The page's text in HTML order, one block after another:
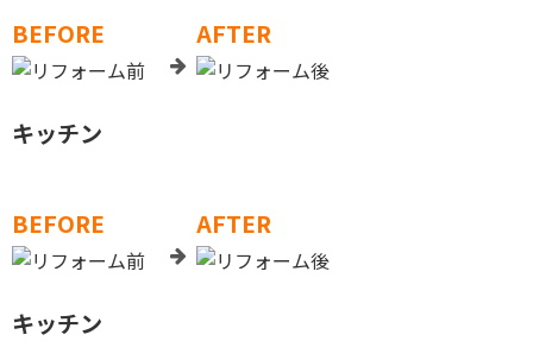
BEFORE AFTER
キッチン
BEFORE AFTER
キッチン